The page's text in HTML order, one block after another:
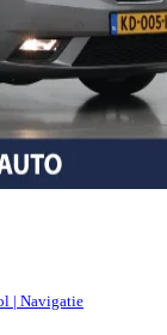
| Navigatie